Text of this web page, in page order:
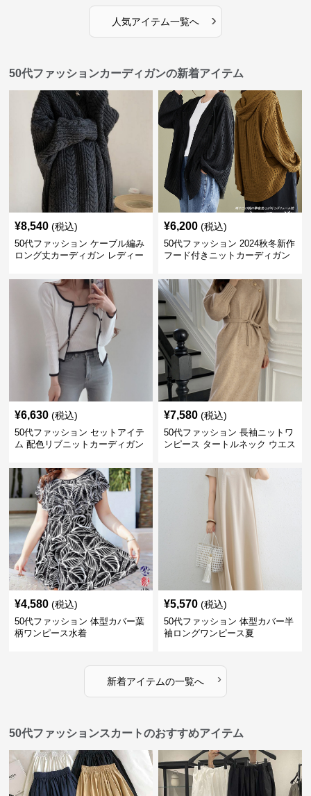
人気アイテム一覧へ ›
50代ファッションカーディガンの新着アイテム
¥8,540 (税込)
50代ファッション ケーブル編み
ロング丈カーディガン レディー
¥6,200 (税込)
50代ファッション 2024秋冬新作
フード付きニットカーディガン
¥6,630 (税込)
50代ファッション セットアイテ
ム 配色リブニットカーディガン
¥7,580 (税込)
50代ファッション 長袖ニットワ
ンピース タートルネック ウエス
¥4,580 (税込)
50代ファッション 体型カバー葉
柄ワンピース水着
¥5,570 (税込)
50代ファッション 体型カバー半
袖ロングワンピース夏
新着アイテムの一覧へ ›
50代ファッションスカートのおすすめアイテム